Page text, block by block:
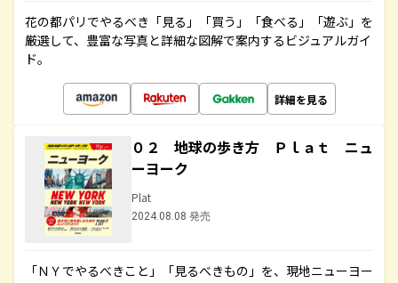
花の都パリでやるべき「見る」「買う」「食べる」「遊ぶ」を
厳選して、豊富な写真と詳細な図解で案内するビジュアルガイ
ド。
詳細を見る
０２ 地球の歩き方 Ｐｌａｔ ニュ
ーヨーク
Plat
2024.08.08 発売
「ＮＹでやるべきこと」「見るべきもの」を、現地ニューヨー